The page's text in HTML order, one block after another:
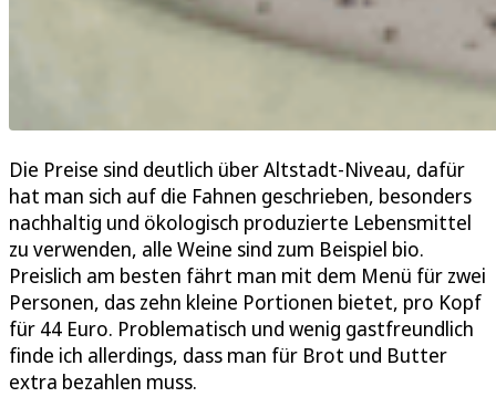
Die Preise sind deutlich über Altstadt-Niveau, dafür
hat man sich auf die Fahnen geschrieben, besonders
nachhaltig und ökologisch produzierte Lebensmittel
zu verwenden, alle Weine sind zum Beispiel bio.
Preislich am besten fährt man mit dem Menü für zwei
Personen, das zehn kleine Portionen bietet, pro Kopf
für 44 Euro. Problematisch und wenig gastfreundlich
finde ich allerdings, dass man für Brot und Butter
extra bezahlen muss.